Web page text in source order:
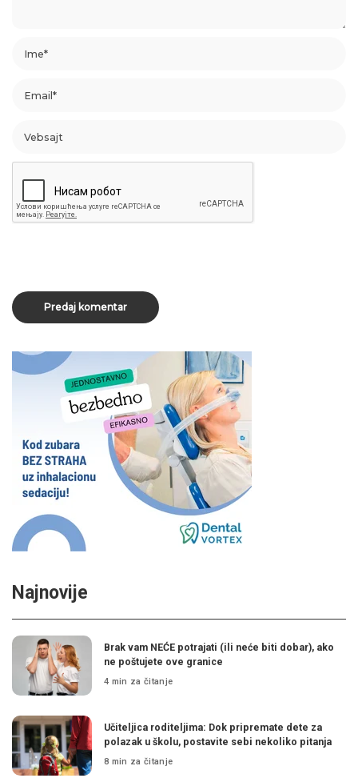
Najnovije
Brak vam NEĆE potrajati (ili neće biti dobar), ako
ne poštujete ove granice
4 min za čitanje
Učiteljica roditeljima: Dok pripremate dete za
polazak u školu, postavite sebi nekoliko pitanja
8 min za čitanje